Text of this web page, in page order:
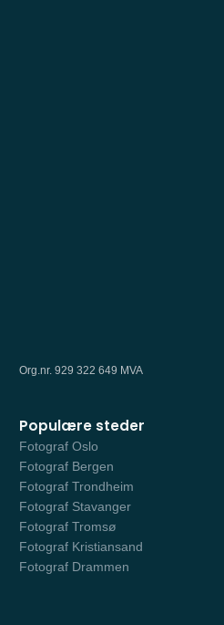
Org.nr. 929 322 649 MVA
Populære steder
Fotograf Oslo
Fotograf Bergen
Fotograf Trondheim
Fotograf Stavanger
Fotograf Tromsø
Fotograf Kristiansand
Fotograf Drammen